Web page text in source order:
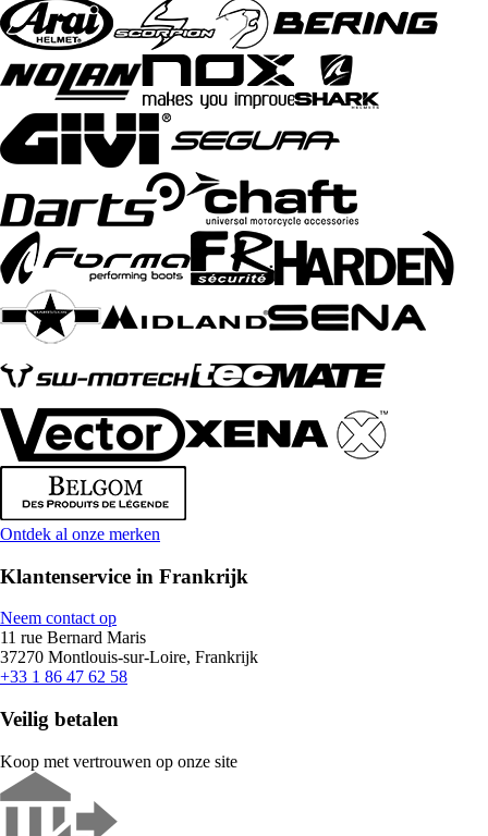
Ontdek al onze merken
Klantenservice in Frankrijk
Neem contact op
11 rue Bernard Maris
37270 Montlouis-sur-Loire, Frankrijk
+33 1 86 47 62 58
Veilig betalen
Koop met vertrouwen op onze site